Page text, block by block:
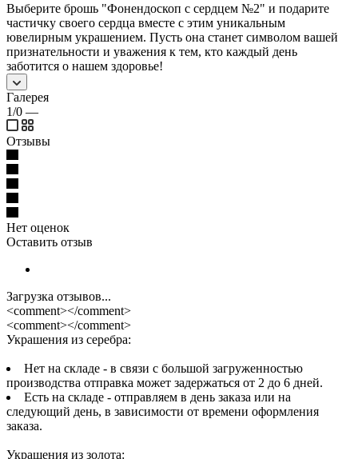
Выберите брошь "Фонендоскоп с сердцем №2" и подарите
частичку своего сердца вместе с этим уникальным
ювелирным украшением. Пусть она станет символом вашей
признательности и уважения к тем, кто каждый день
заботится о нашем здоровье!
Галерея
1/0 —
Отзывы
Нет оценок
Оставить отзыв
Загрузка отзывов...
<comment></comment>
<comment></comment>
Украшения из серебра:
Нет на складе - в связи с большой загруженностью
производства отправка может задержаться от 2 до 6 дней.
Есть на складе - отправляем в день заказа или на
следующий день, в зависимости от времени оформления
заказа.
Украшения из золота: